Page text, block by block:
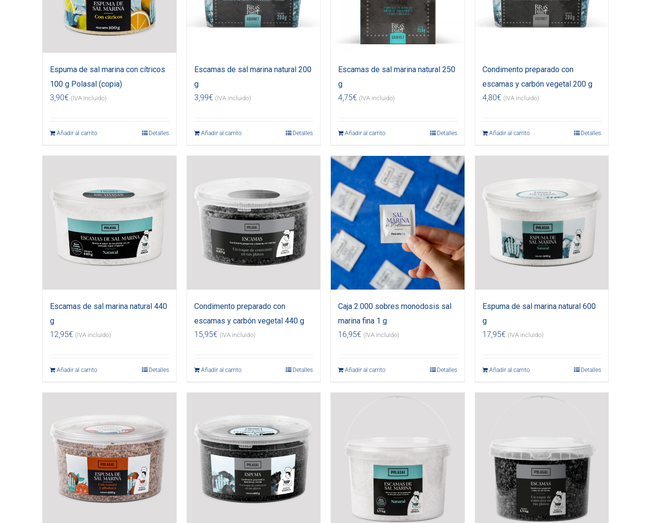
Espuma de sal marina con cítricos
100 g Polasal (copia)
3,90€ (IVA incluido)
Añadir al carrito Detalles
Escamas de sal marina natural 200
g
3,99€ (IVA incluido)
Añadir al carrito Detalles
Escamas de sal marina natural 250
g
4,75€ (IVA incluido)
Añadir al carrito Detalles
Condimento preparado con
escamas y carbón vegetal 200 g
4,80€ (IVA incluido)
Añadir al carrito Detalles
Escamas de sal marina natural 440
g
12,95€ (IVA incluido)
Añadir al carrito Detalles
Condimento preparado con
escamas y carbón vegetal 440 g
15,95€ (IVA incluido)
Añadir al carrito Detalles
Caja 2.000 sobres monodosis sal
marina fina 1 g
16,95€ (IVA incluido)
Añadir al carrito Detalles
Espuma de sal marina natural 600
g
17,95€ (IVA incluido)
Añadir al carrito Detalles